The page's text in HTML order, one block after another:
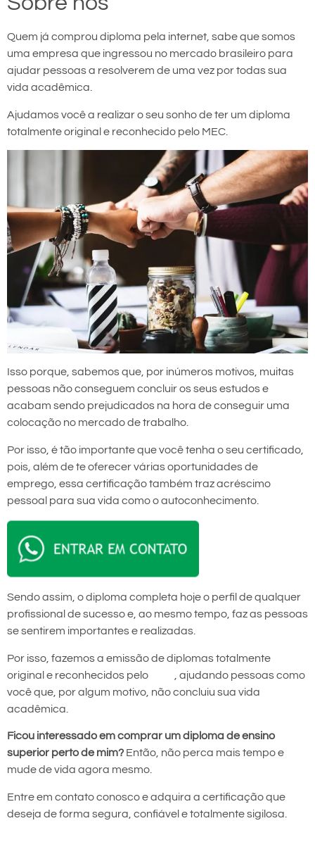
Quem já comprou diploma pela internet, sabe que somos
uma empresa que ingressou no mercado brasileiro para
ajudar pessoas a resolverem de uma vez por todas sua
vida acadêmica.
Ajudamos você a realizar o seu sonho de ter um diploma
totalmente original e reconhecido pelo MEC.
Isso porque, sabemos que, por inúmeros motivos, muitas
pessoas não conseguem concluir os seus estudos e
acabam sendo prejudicados na hora de conseguir uma
colocação no mercado de trabalho.
Por isso, é tão importante que você tenha o seu certificado,
pois, além de te oferecer várias oportunidades de
emprego, essa certificação também traz acréscimo
pessoal para sua vida como o autoconhecimento.
Sendo assim, o diploma completa hoje o perfil de qualquer
profissional de sucesso e, ao mesmo tempo, faz as pessoas
se sentirem importantes e realizadas.
Por isso, fazemos a emissão de diplomas totalmente
original e reconhecidos pelo
, ajudando pessoas como
você que, por algum motivo, não concluiu sua vida
acadêmica.
Ficou interessado em comprar um diploma de ensino
superior perto de mim? Então, não perca mais tempo e
mude de vida agora mesmo.
Entre em contato conosco e adquira a certificação que
deseja de forma segura, confiável e totalmente sigilosa.